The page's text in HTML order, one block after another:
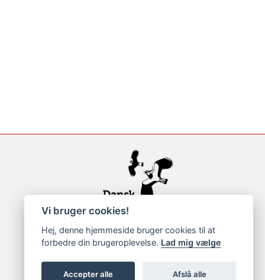
Vi bruger cookies!
Hej, denne hjemmeside bruger cookies til at
forbedre din brugeroplevelse. Lad mig vælge
Accepter alle Afslå alle